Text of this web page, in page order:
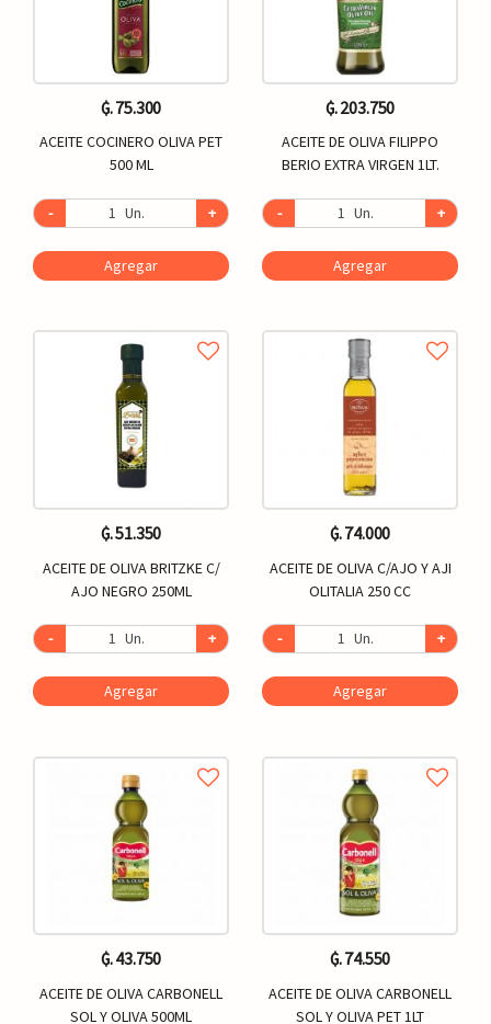
₲. 75.300
ACEITE COCINERO OLIVA PET
500 ML
- Un. +
Agregar
₲. 203.750
ACEITE DE OLIVA FILIPPO
BERIO EXTRA VIRGEN 1LT.
- Un. +
Agregar
₲. 51.350
ACEITE DE OLIVA BRITZKE C/
AJO NEGRO 250ML
- Un. +
Agregar
₲. 74.000
ACEITE DE OLIVA C/AJO Y AJI
OLITALIA 250 CC
- Un. +
Agregar
₲. 43.750
ACEITE DE OLIVA CARBONELL
SOL Y OLIVA 500ML
₲. 74.550
ACEITE DE OLIVA CARBONELL
SOL Y OLIVA PET 1LT